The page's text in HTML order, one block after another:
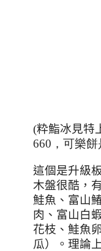
(粋鮨冰見特
660，可樂
這個是升級
木盤很酷，
鮭魚、富山
肉、富山白
花枝、鮭魚
瓜）。理論